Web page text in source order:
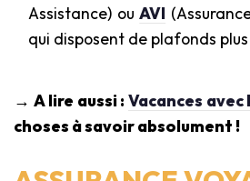
Assistance) ouAVI
qui disposent de plafonds
→ A lire aussi : Vacances avec
choses à savoir absolument !